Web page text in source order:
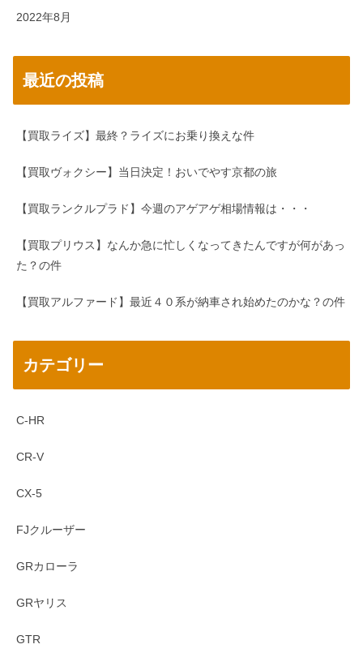
2022年8月
最近の投稿
【買取ライズ】最終？ライズにお乗り換えな件
【買取ヴォクシー】当日決定！おいでやす京都の旅
【買取ランクルプラド】今週のアゲアゲ相場情報は・・・
【買取プリウス】なんか急に忙しくなってきたんですが何があっ
た？の件
【買取アルファード】最近４０系が納車され始めたのかな？の件
カテゴリー
C-HR
CR-V
CX-5
FJクルーザー
GRカローラ
GRヤリス
GTR